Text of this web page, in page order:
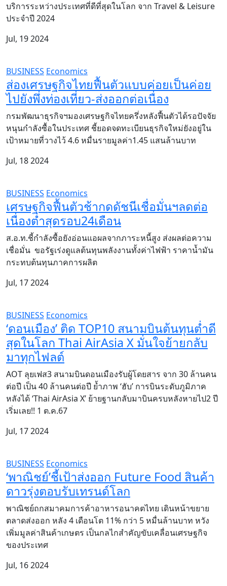
บริการระหว่างประเทศที่ดีที่สุดในโลก จาก Travel & Leisure
ประจำปี 2024
Jul, 19 2024
BUSINESS Economics
ส่องเศรษฐกิจไทยฟื้นตัวแบบค่อยเป็นค่อย
ไปยังพึ่งท่องเที่ยว-ส่งออกต่อเนื่อง
กรมพัฒนาธุรกิจฯมองเศรษฐกิจไทยครึ่งหลังฟื้นตัวได้รอปัจจัย
หนุนกำลังซื้อในประเทศ ชี้ยอดจดทะเบียนธุรกิจใหม่ยังอยู่ใน
เป้าหมายที่วางไว้ 4.6 หมื่นรายมูลค่า1.45 แสนล้านบาท
Jul, 18 2024
BUSINESS Economics
เศรษฐกิจฟื้นตัวช้ากดดัชนีเชื่อมั่นฯลดต่อ
เนื่องต่ำสุดรอบ24เดือน
ส.อ.ท.ชี้กำลังซื้อยังอ่อนแอผลจากภาระหนี้สูง ส่งผลต่อความ
เชื่อมั่น ขอรัฐเร่งดูแลต้นทุนพลังงานทั้งค่าไฟฟ้า ราคาน้ำมัน
กระทบต้นทุนภาคการผลิต
Jul, 17 2024
BUSINESS Economics
‘ดอนเมือง’ ติด TOP10 สนามบินต้นทุนต่ำดี
สุดในโลก Thai AirAsia X มั่นใจย้ายกลับ
มาทุกไฟลต์
AOT ลุยเฟส3 สนามบินดอนเมืองรับผู้โดยสาร จาก 30 ล้านคน
ต่อปี เป็น 40 ล้านคนต่อปี ย้ำภาพ ‘ฮับ’ การบินระดับภูมิภาค
หลังได้ ‘Thai AirAsia X’ ย้ายฐานกลับมาบินครบหลังหายไป2 ปี
เริ่มเลย!! 1 ต.ค.67
Jul, 17 2024
BUSINESS Economics
‘พาณิชย์’ชี้เป้าส่งออก Future Food สินค้า
ดาวรุ่งตอบรับเทรนด์โลก
พาณิชย์ถกสมาคมการค้าอาหารอนาคตไทย เดินหน้าขยาย
ตลาดส่งออก หลัง 4 เดือนโต 11% กว่า 5 หมื่นล้านบาท หวัง
เพิ่มมูลค่าสินค้าเกษตร เป็นกลไกสำคัญขับเคลื่อนเศรษฐกิจ
ของประเทศ
Jul, 16 2024